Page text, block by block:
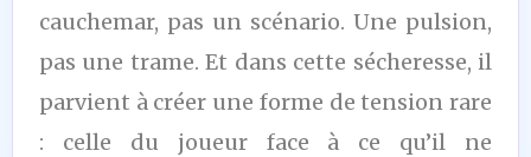
cauchemar, pas un scénario. Une pulsion,
pas une trame. Et dans cette sécheresse, il
parvient à créer une forme de tension rare
: celle du joueur face à ce qu’il ne